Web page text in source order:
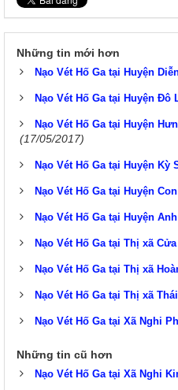
Những tin mới hơn
Nạo Vét Hố Ga tại Huyện
Nạo Vét Hố Ga tại Huyện Đô
Nạo Vét Hố Ga tại Huyện
(17/05/2017)
Nạo Vét Hố Ga tại Huyện Kỳ
Nạo Vét Hố Ga tại Huyện
Nạo Vét Hố Ga tại Huyện
Nạo Vét Hố Ga tại Thị xã
Nạo Vét Hố Ga tại Thị xã
Nạo Vét Hố Ga tại Thị xã
Nạo Vét Hố Ga tại Xã Nghi
Những tin cũ hơn
Nạo Vét Hố Ga tại Xã Nghi